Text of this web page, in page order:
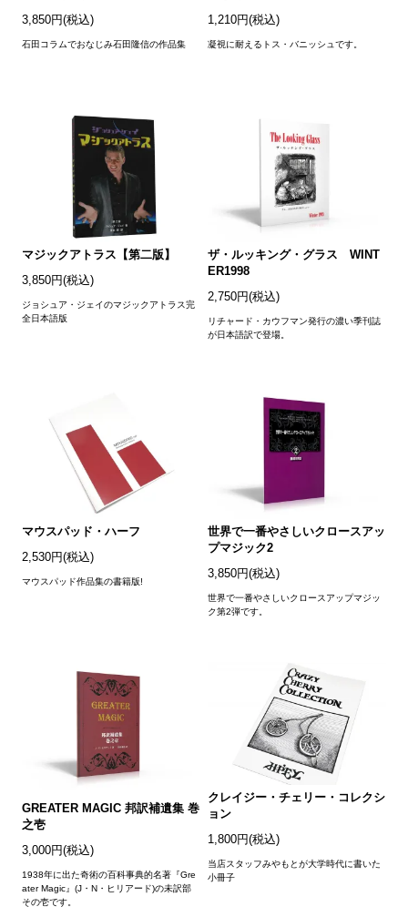
3,850円(税込)
石田コラムでおなじみ石田隆信の作品集
1,210円(税込)
凝視に耐えるトス・バニッシュです。
マジックアトラス【第二版】
3,850円(税込)
ジョシュア・ジェイのマジックアトラス完
全日本語版
ザ・ルッキング・グラス WINT
ER1998
2,750円(税込)
リチャード・カウフマン発行の濃い季刊誌
が日本語訳で登場。
マウスパッド・ハーフ
2,530円(税込)
マウスパッド作品集の書籍版!
世界で一番やさしいクロースアッ
プマジック2
3,850円(税込)
世界で一番やさしいクロースアップマジッ
ク第2弾です。
GREATER MAGIC 邦訳補遺集 巻
之壱
3,000円(税込)
1938年に出た奇術の百科事典的名著『Gre
ater Magic』(J・N・ヒリアード)の未訳部
その壱です。
クレイジー・チェリー・コレクシ
ョン
1,800円(税込)
当店スタッフみやもとが大学時代に書いた
小冊子